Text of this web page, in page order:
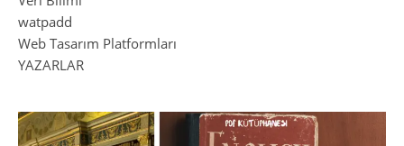
watpadd
Web Tasarım Platformları
YAZARLAR